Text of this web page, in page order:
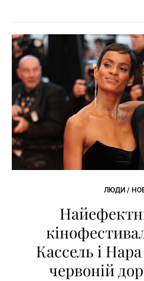
ЛЮДИ /
Кассель і
червоній